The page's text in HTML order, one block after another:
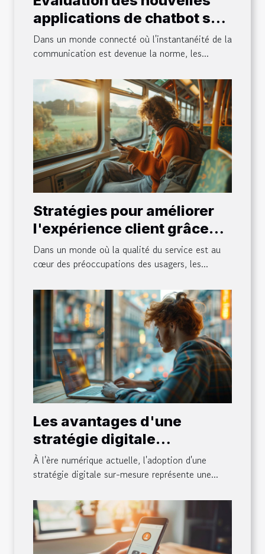
applications de chatbot sur
iOS et Android
Dans un monde connecté où l'instantanéité de la
communication est devenue la norme, les...
Stratégies pour améliorer
l'expérience client grâce
aux évaluations anonymes
dans les transports
Dans un monde où la qualité du service est au
cœur des préoccupations des usagers, les...
Les avantages d'une
stratégie digitale
personnalisée pour les
petites entreprises
À l'ère numérique actuelle, l'adoption d'une
stratégie digitale sur-mesure représente une...